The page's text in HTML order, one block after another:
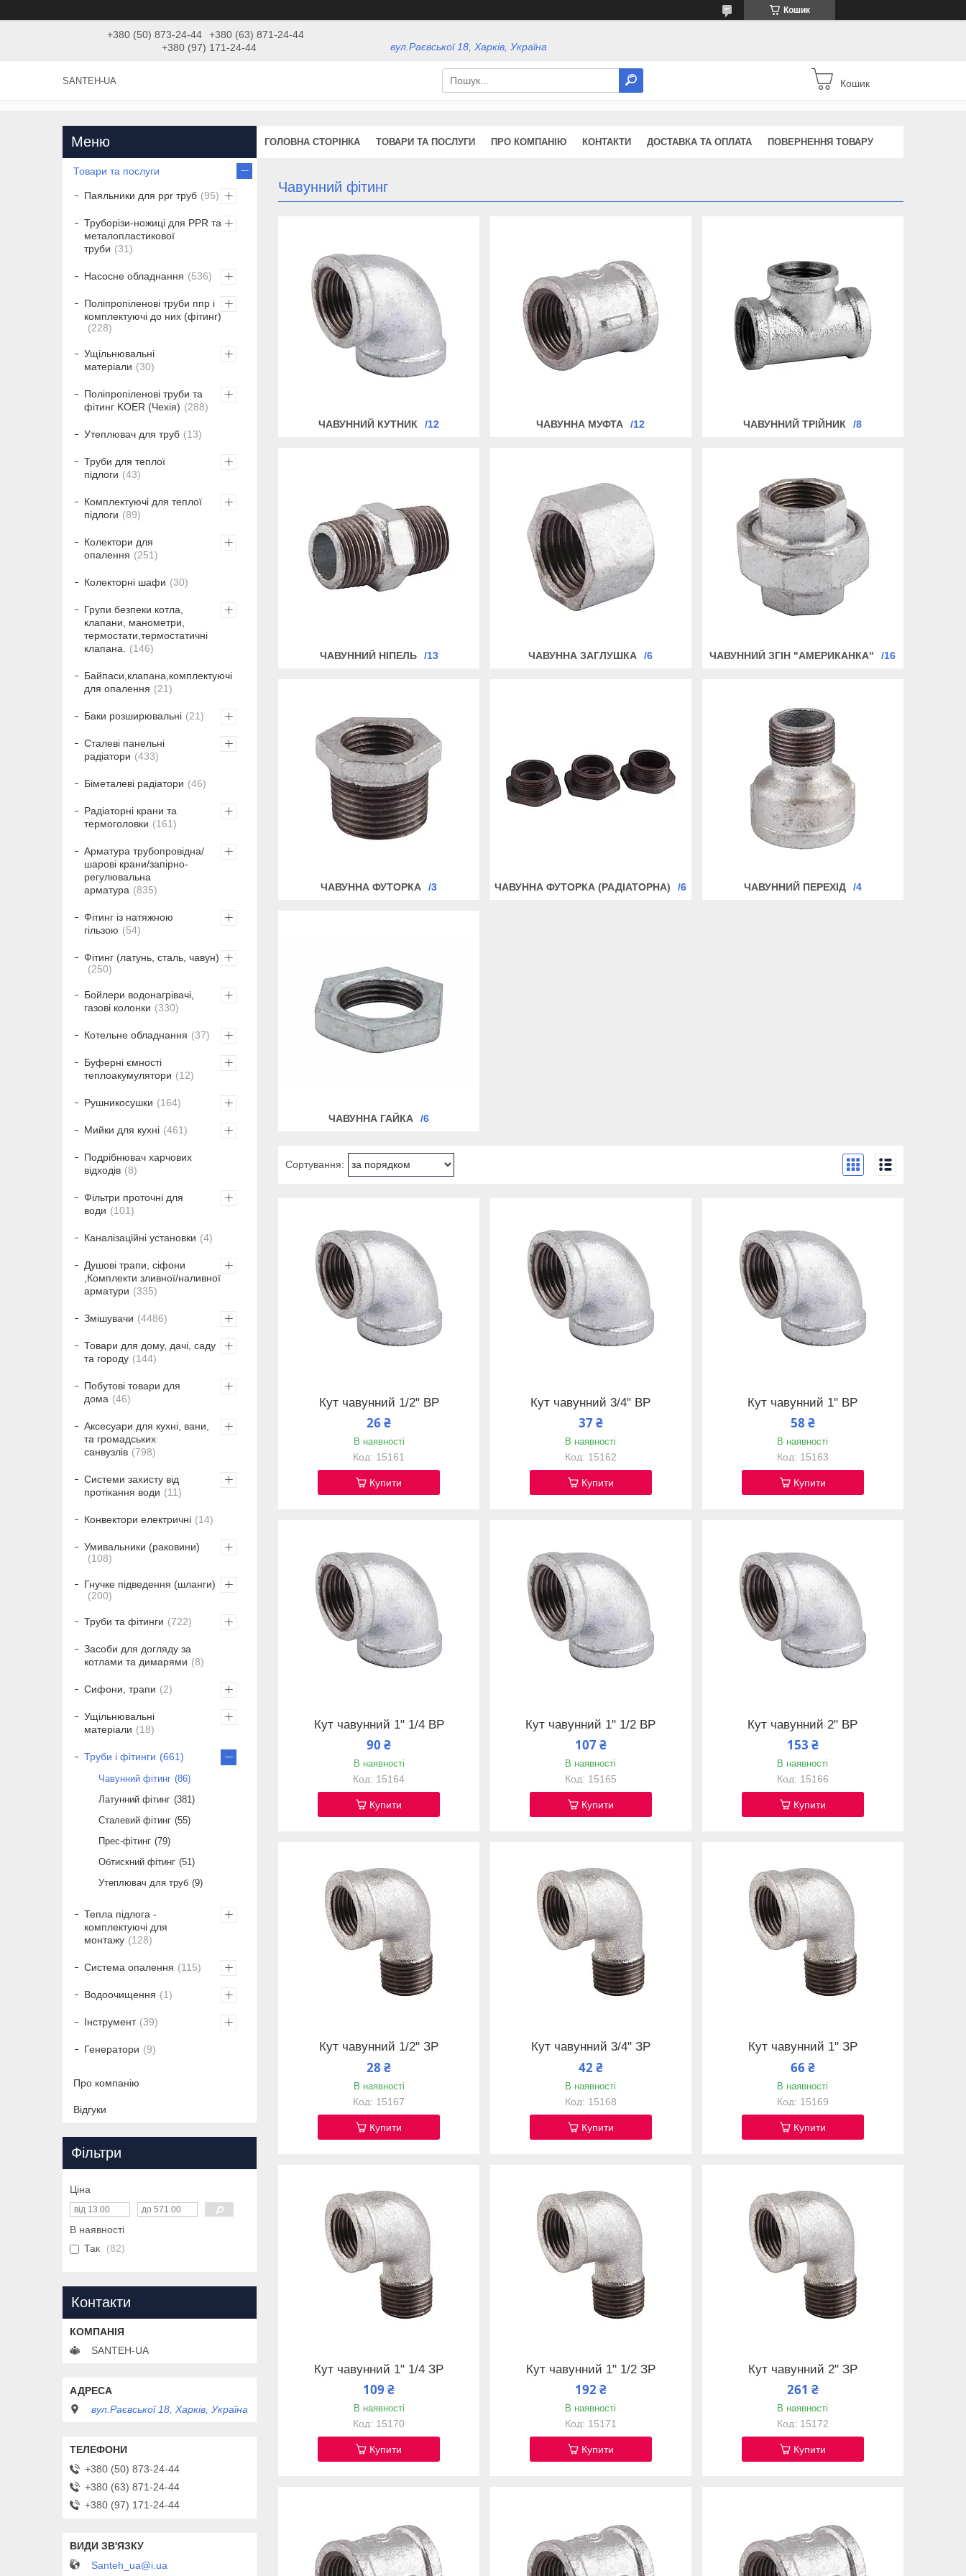
Кошик
+380 (50) 873-24-44
+380 (63) 871-24-44
+380 (97) 171-24-44
вул.Раєвської 18, Харків, Україна
SANTEH-UA Кошик
ГОЛОВНА СТОРІНКА ТОВАРИ ТА ПОСЛУГИ ПРО КОМПАНІЮ КОНТАКТИ ДОСТАВКА ТА ОПЛАТА ПОВЕРНЕННЯ ТОВАРУ
Чавунний фітинг
ЧАВУННИЙ КУТНИК 12 ЧАВУННА МУФТА 12 ЧАВУННИЙ ТРІЙНИК 8
ЧАВУННИЙ НІПЕЛЬ 13 ЧАВУННА ЗАГЛУШКА 6 ЧАВУННИЙ ЗГІН "АМЕРИКАНКА" 16
ЧАВУННА ФУТОРКА 3 ЧАВУННА ФУТОРКА (РАДІАТОРНА) 6 ЧАВУННИЙ ПЕРЕХІД 4
ЧАВУННА ГАЙКА 6
Кут чавунний 1/2" ВР
26 ₴
В наявності
15161
Купити
Кут чавунний 3/4" ВР
37 ₴
В наявності
15162
Купити
Кут чавунний 1" ВР
58 ₴
В наявності
15163
Купити
Кут чавунний 1" 1/4 ВР
90 ₴
В наявності
15164
Купити
Кут чавунний 1" 1/2 ВР
107 ₴
В наявності
15165
Купити
Кут чавунний 2" ВР
153 ₴
В наявності
15166
Купити
Кут чавунний 1/2" ЗР
28 ₴
В наявності
15167
Купити
Кут чавунний 3/4" ЗР
42 ₴
В наявності
15168
Купити
Кут чавунний 1" ЗР
66 ₴
В наявності
15169
Купити
Кут чавунний 1" 1/4 ЗР
109 ₴
В наявності
15170
Купити
Кут чавунний 1" 1/2 ЗР
192 ₴
В наявності
15171
Купити
Кут чавунний 2" ЗР
261 ₴
В наявності
15172
Купити
Товари та послуги
Паяльники для ppr труб 95
Труборізи-ножиці для PPR та
металопластикової
труби
31
Насосне обладнання 536
Поліпропіленові труби ппр і
комплектуючі до них (фітинг)
228
Ущільнювальні
матеріали
30
Поліпропіленові труби та
фітинг KOER (Чехія)
288
Утеплювач для труб 13
Труби для теплої
підлоги
43
Комплектуючі для теплої
підлоги
89
Колектори для
опалення
251
Колекторні шафи 30
Групи безпеки котла,
клапани, манометри,
термостати,термостатичні
клапана.
146
Байпаси,клапана,комплектуючі
для опалення
21
Баки розширювальні 21
Сталеві панельні
радіатори
433
Біметалеві радіатори 46
Радіаторні крани та
термоголовки
161
Арматура трубопровідна/
шарові крани/запірно-
регулювальна
арматура
835
Фітинг із натяжною
гільзою
54
Фітинг (латунь, сталь, чавун)
250
Бойлери водонагрівачі,
газові колонки
330
Котельне обладнання 37
Буферні ємності
теплоакумулятори
12
Рушникосушки 164
Мийки для кухні 461
Подрібнювач харчових
відходів
8
Фільтри проточні для
води
101
Каналізаційні установки 4
Душові трапи, сіфони
,Комплекти зливної/наливної
арматури
335
Змішувачи 4486
Товари для дому, дачі, саду
та городу
144
Побутові товари для
дома
46
Аксесуари для кухні, вани,
та громадських
санвузлів
798
Системи захисту від
протікання води
11
Конвектори електричні 14
Умивальники (раковини)
108
Гнучке підведення (шланги)
200
Труби та фітинги 722
Засоби для догляду за
котлами та димарями
8
Сифони, трапи 2
Ущільнювальні
матеріали
18
Труби і фітинги 661
Чавунний фітинг 86
Латунний фітинг 381
Сталевий фітинг 55
Прес-фітинг 79
Обтискний фітинг 51
Утеплювач для труб 9
Тепла підлога -
комплектуючі для
монтажу
128
Система опалення 115
Водоочищення 1
Інструмент 39
Генератори 9
Про компанію
Відгуки
Фільтри
Ціна
В наявності
Так
82
Контакти
SANTEH-UA
вул.Раєвської 18, Харків, Україна
+380 (50) 873-24-44
+380 (63) 871-24-44
+380 (97) 171-24-44
Santeh_ua@i.ua